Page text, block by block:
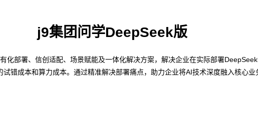
j9集团问学DeepSeek版
部署、信创适配、场景赋能及一体化解决方案，解决企业在实际部署
错成本和算力成本。通过精准解决部署痛点，助力企业将AI技术深度融入核心